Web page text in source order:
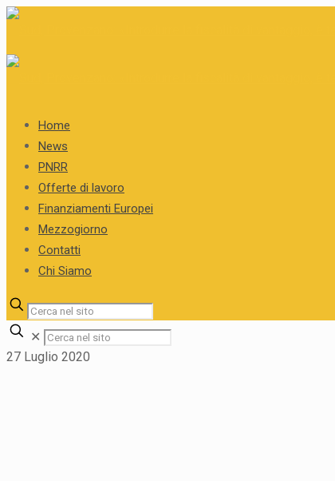
Home
News
PNRR
Offerte di lavoro
Finanziamenti Europei
Mezzogiorno
Contatti
Chi Siamo
✕
27 Luglio 2020